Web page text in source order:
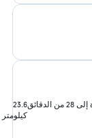
23.6
كيلومتر